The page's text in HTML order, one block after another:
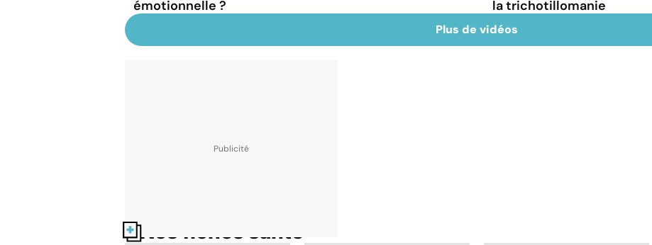
émotionnelle ?
la trichotillomanie
Plus de vidéos
Nos fiches santé